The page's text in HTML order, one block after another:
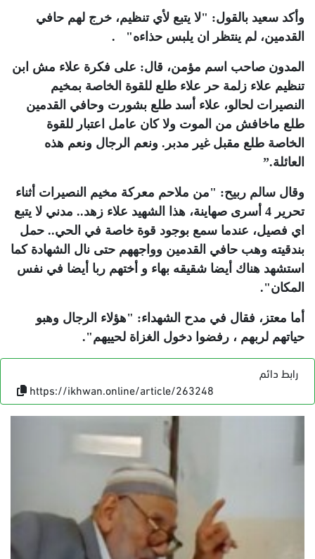
وأكد سعيد بالقول: "لا يتبع لأي تنظيم، خرج لهم حافي
القدمين، لم ينتظر ان يلبس حذاءه" .
المدون صاحب اسم مؤمن، قال: على فكرة علاء مش ابن
تنظيم علاء زلمة حر علاء طلع للقوة الخاصة بمخيم
النصيرات لحالو، علاء أسد طلع بشورت وحافي القدمين
طلع ماخافش من الموت ولا كان عامل اعتبار للقوة
الخاصة طلع مقبل غير مدبر. ونعم الرجال ونعم هذه
العائلة”.
وقال سالم ربيح: "من ملاحم معركة مخيم النصيرات أثناء
تحرير 4 أسرى صهاينة، هذا الشهيد علاء زهد.. مدني لا يتبع
اي فصيل، عندما سمع بوجود قوة خاصة في الحي.. حمل
بندقيته وهب حافي القدمين وواجههم حتى نال الشهادة كما
استشهد هناك أيضا شقيقه بهاء و أختهم ربا أيضا في نفس
المكان".
أما معتز، فقال في مدح الشهداء: "هؤلاء الرجال وهبو
حياتهم لربهم ، رفضوا دخول الغزاة لحييهم".
رابط دائم
https://ikhwan.online/article/263248